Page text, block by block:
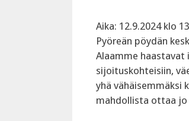
Aika: 12.9.2024 klo
Pyöreän pöydän
Alaamme
sijoituskohteisiin,
yhä vähäisemmäksi
mahdollista ottaa